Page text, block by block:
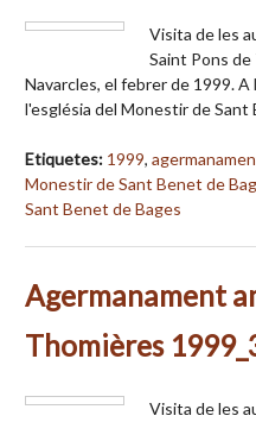
Visita de les
Saint Pons
Navarcles, el febrer de 1999.
l'església del Monestir de Sant
Etiquetes: 1999,
Monestir de Sant Benet de
Sant Benet de Bages
Agermanament
Thomières
Visita de les